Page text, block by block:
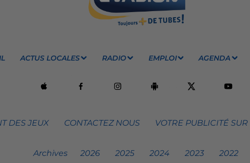
ACTUS LOCALES RADIO EMPLOI AGENDA
DES JEUX CONTACTEZ NOUS VOTRE PUBLICITÉ
Archives 2026 2025 2024 2023 2022